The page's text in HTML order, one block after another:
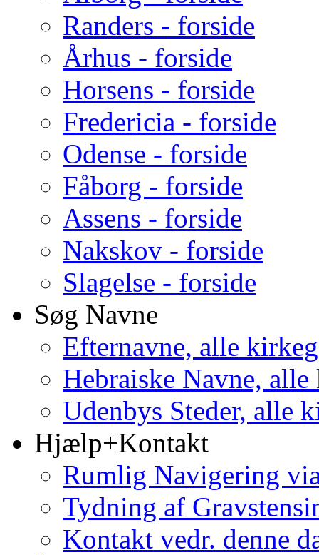
Randers - forside
Århus - forside
Horsens - forside
Fredericia - forside
Odense - forside
Fåborg - forside
Assens - forside
Nakskov - forside
Slagelse - forside
Søg Navne
Efternavne, alle
Hebraiske Navne,
Udenbys Steder, alle
Hjælp+Kontakt
Rumlig Navigering
Tydning af
Kontakt vedr. denne